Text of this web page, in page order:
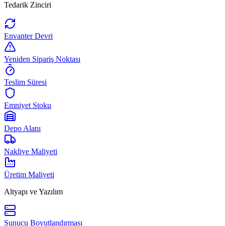
Tedarik Zinciri
Envanter Devri
Yeniden Sipariş Noktası
Teslim Süresi
Emniyet Stoku
Depo Alanı
Nakliye Maliyeti
Üretim Maliyeti
Altyapı ve Yazılım
Sunucu Boyutlandırması